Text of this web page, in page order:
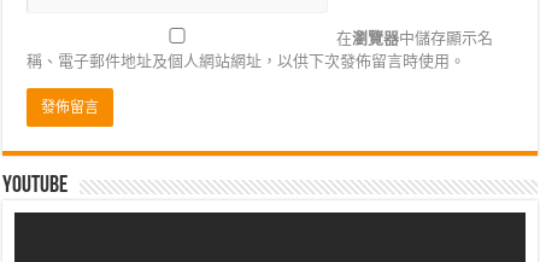
在瀏覽器中儲存顯示名
稱、電子郵件地址及個人網站網址，以供下次發佈留言時使用。
Youtube